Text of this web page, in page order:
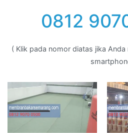
0812
( Klik pada nomor diatas jika